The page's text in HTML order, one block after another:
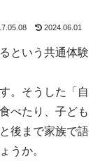
2024.06.01
という共通体験
。そうした「自
べたり、子ども
後まで家族で語
うか。